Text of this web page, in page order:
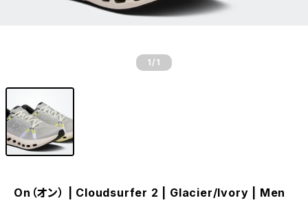
1 /1
On（オン） | Cloudsurfer 2 | Glacier/Ivory | Men